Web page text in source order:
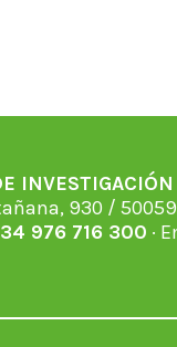
930 /
976 716 300 ·